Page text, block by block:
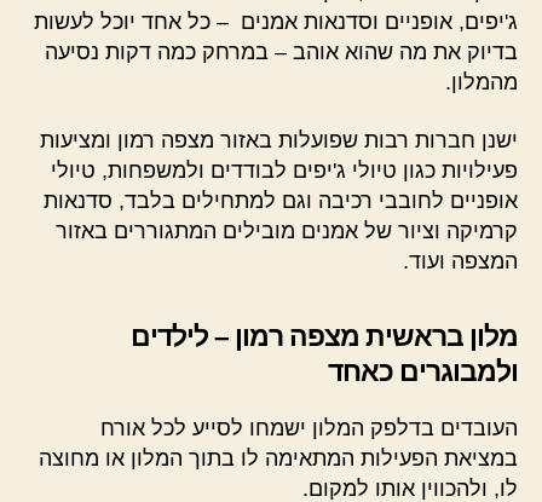
ג'יפים, אופניים וסדנאות אמנים – כל אחד יוכל לעשות
בדיוק את מה שהוא אוהב – במרחק כמה דקות נסיעה
מהמלון.
ישנן חברות רבות שפועלות באזור מצפה רמון ומציעות
פעילויות כגון טיולי ג'יפים לבודדים ולמשפחות, טיולי
אופניים לחובבי רכיבה וגם למתחילים בלבד, סדנאות
קרמיקה וציור של אמנים מובילים המתגוררים באזור
המצפה ועוד.
מלון בראשית מצפה רמון – לילדים
ולמבוגרים כאחד
העובדים בדלפק המלון ישמחו לסייע לכל אורח
במציאת הפעילות המתאימה לו בתוך המלון או מחוצה
לו, ולהכווין אותו למקום.